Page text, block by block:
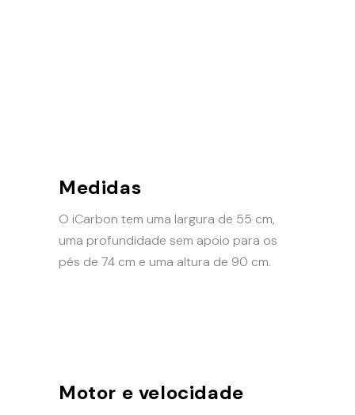
Medidas
O iCarbon tem uma largura de 55 cm,
uma profundidade sem apoio para os
pés de 74 cm e uma altura de 90 cm.
Motor e velocidade